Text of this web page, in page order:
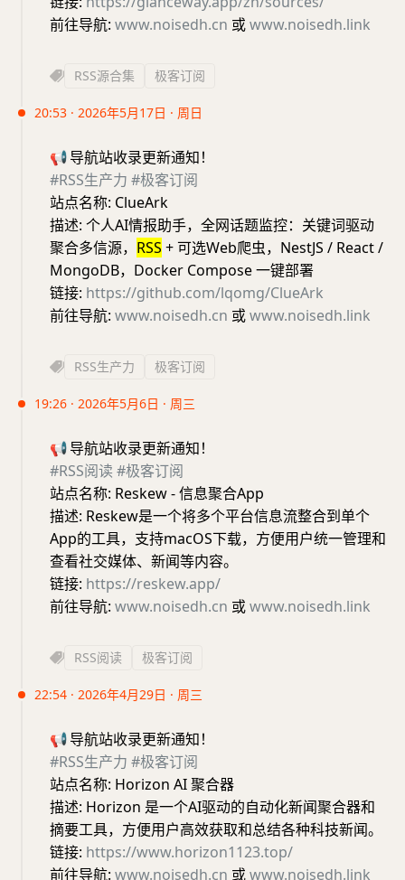
前往导航: www.noisedh.cn 或www.noisedh.link
RSS源合集 极客订阅
20:53 · 2026年5月17日 · 周日
📢导航站收录更新通知！
#RSS生产力 #极客订阅
站点名称: ClueArk
描述: 个人AI情报助手，全网话题监控：关键词驱动
聚合多信源， RSS + 可选Web爬虫，NestJS / React /
MongoDB，Docker Compose 一键部署
链接: https://github.com/lqomg/ClueArk
前往导航: www.noisedh.cn 或www.noisedh.link
RSS生产力 极客订阅
19:26 · 2026年5月6日 · 周三
📢导航站收录更新通知！
#RSS阅读 #极客订阅
站点名称: Reskew - 信息聚合App
描述: Reskew是一个将多个平台信息流整合到单个
App的工具，支持macOS下载，方便用户统一管理和
查看社交媒体、新闻等内容。
链接: https://reskew.app/
前往导航: www.noisedh.cn 或www.noisedh.link
RSS阅读 极客订阅
22:54 · 2026年4月29日 · 周三
📢导航站收录更新通知！
#RSS生产力 #极客订阅
站点名称: Horizon AI 聚合器
描述: Horizon 是一个AI驱动的自动化新闻聚合器和
摘要工具，方便用户高效获取和总结各种科技新闻。
链接: https://www.horizon1123.top/
前往导航: www.noisedh.cn 或www.noisedh.link